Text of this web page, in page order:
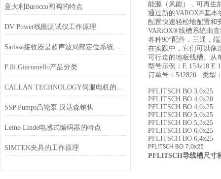
意大利Burocco闸阀的特点
DV Power线圈测试仪工作原理
Sarissa接收器是超声波局部定位系统核心硬件
F.lli.Giacomello产品分类
CALLAN TECHNOLOGY伺服电机的优点
SSP Pumps凸轮泵 汉达森销售
Leine-Linde电感式编码器的特点
SIMTEK夹具的工作原理
能源（风能），可再生
通过新的VAROX®基本
配置快速轻松地配置和
VARiOX®线槽系统由直
各种90°配件，三通，
在实践中，它们可以像
可行走的地板线槽。从
型号示例：E 154z18 E
订单号：542820 类型
PFLITSCH BO
PFLITSCH BO
PFLITSCH BO
PFLITSCH BO
PFLITSCH BO
PFLITSCH BO 6,0x25
PFLITSCH BO
PFLITSCH BO 7,0x25
PFLITSCH导线槽尺寸